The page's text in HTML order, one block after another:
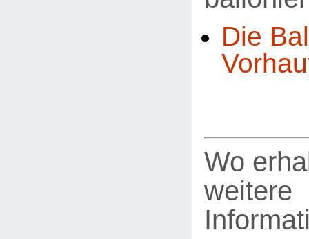
Die
Wo
weitere